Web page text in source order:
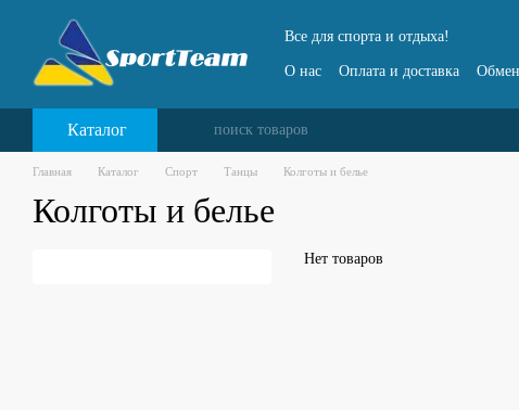
Перейти к основному контенту
Все для спорта и отдыха!
О нас Оплата и доставка
Каталог
Главная Каталог Спорт Танцы Колготы и белье
Колготы и белье
Нет товаров